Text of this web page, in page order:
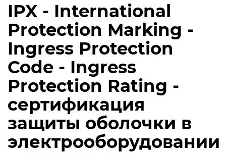
IPX - International
Protection Marking -
Ingress Protection
Code - Ingress
Protection Rating -
сертификация
защиты оболочки в
электрооборудовании